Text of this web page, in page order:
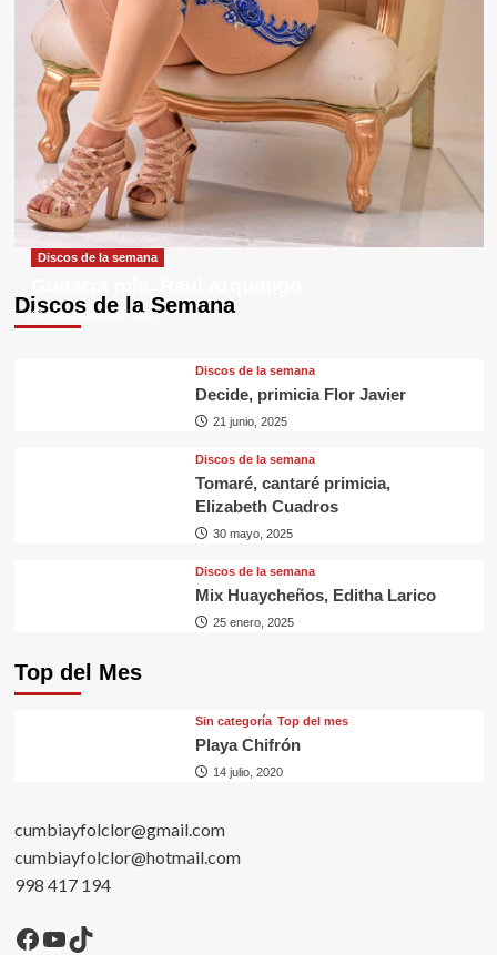
Discos de la Semana
Discos de la semana
29 septiembre, 2025
Discos de la semana
Decide, primicia Flor Javier
21 junio, 2025
Discos de la semana
Tomaré, cantaré primicia,
Elizabeth Cuadros
30 mayo, 2025
Discos de la semana
Mix Huaycheños, Editha Larico
25 enero, 2025
Top del Mes
Sin categorí­a Top del mes
Playa Chifrón
14 julio, 2020
cumbiayfolclor@gmail.com
cumbiayfolclor@hotmail.com
998 417 194
Facebook
YouTube
TikTok